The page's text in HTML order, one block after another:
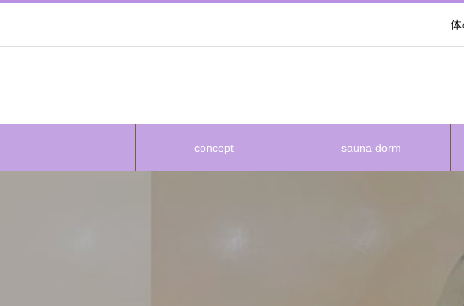
concept sauna dorm